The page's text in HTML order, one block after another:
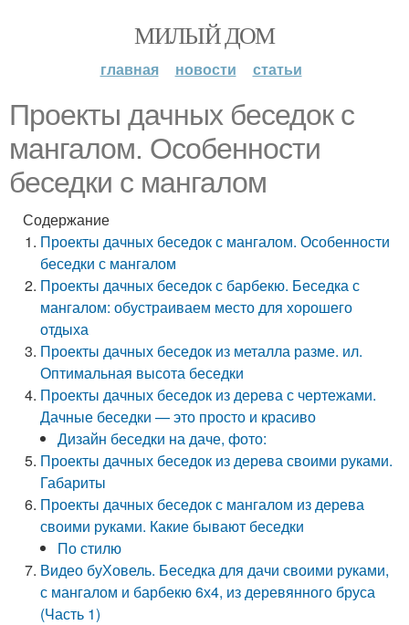
МИЛЫЙ ДОМ
главная новости статьи
Проекты дачных беседок с
мангалом. Особенности
беседки с мангалом
Содержание
Проекты дачных беседок с мангалом. Особенности
беседки с мангалом
Проекты дачных беседок с барбекю. Беседка с
мангалом: обустраиваем место для хорошего
отдыха
Проекты дачных беседок из металла разме. ил.
Оптимальная высота беседки
Проекты дачных беседок из дерева с чертежами.
Дачные беседки — это просто и красиво
Дизайн беседки на даче, фото:
Проекты дачных беседок из дерева своими руками.
Габариты
Проекты дачных беседок с мангалом из дерева
своими руками. Какие бывают беседки
По стилю
Видео буХовель. Беседка для дачи своими руками,
с мангалом и барбекю 6х4, из деревянного бруса
(Часть 1)